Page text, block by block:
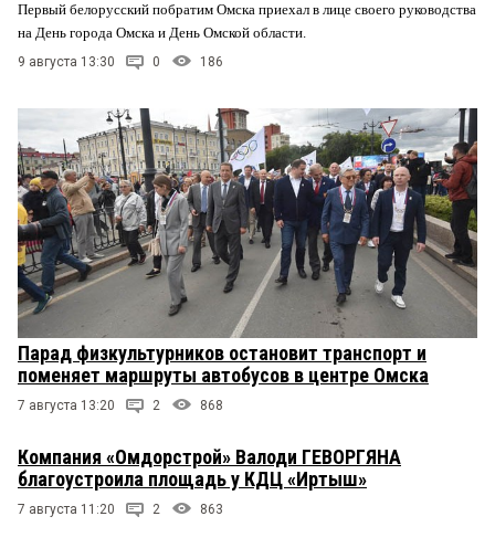
Первый белорусский побратим Омска приехал в лице своего руководства
на День города Омска и День Омской области.
9 августа 13:30 0 186
Парад физкультурников остановит транспорт и
поменяет маршруты автобусов в центре Омска
7 августа 13:20 2 868
Компания «Омдорстрой» Валоди ГЕВОРГЯНА
благоустроила площадь у КДЦ «Иртыш»
7 августа 11:20 2 863